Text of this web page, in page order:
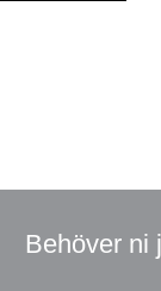
Behöver ni